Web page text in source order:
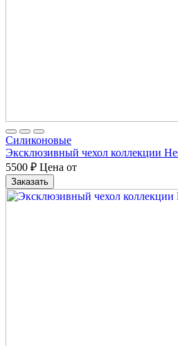
Cиликоновые
Эксклюзивный чехол коллекции
5500 ₽ Цена от
Заказать